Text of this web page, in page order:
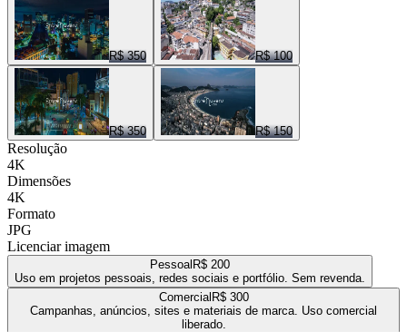
R$ 350 R$ 100
R$ 350 R$ 150
Resolução
4K
Dimensões
4K
Formato
JPG
Licenciar imagem
Pessoal R$ 200
Uso em projetos pessoais, redes sociais e portfólio. Sem revenda.
Comercial R$ 300
Campanhas, anúncios, sites e materiais de marca. Uso comercial
liberado.